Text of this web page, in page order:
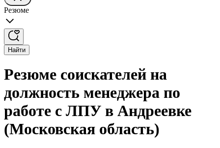
Резюме
Найти
Резюме соискателей на
должность менеджера по
работе с ЛПУ в Андреевке
(Московская область)